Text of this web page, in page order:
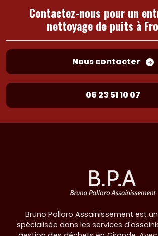
Contactez-nous pour un
nettoyage de puits à
Nous contacter
06 23 51 10 07
Bruno Pallaro Assainissement est
spécialisée dans les services